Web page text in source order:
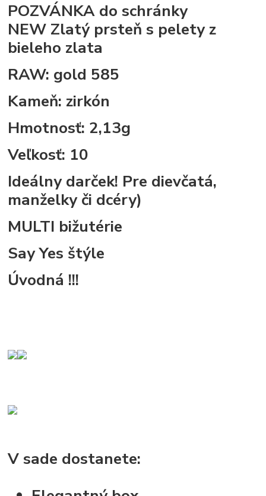
POZVÁNKA do schránky
NEW Zlatý prsteň s pelety z
bieleho zlata
RAW: gold 585
Kameň: zirkón
Hmotnosť: 2,13g
Veľkosť: 10
Ideálny darček! Pre dievčatá,
manželky či dcéry)
MULTI bižutérie
Say Yes štýle
Úvodná !!!
V sade dostanete: